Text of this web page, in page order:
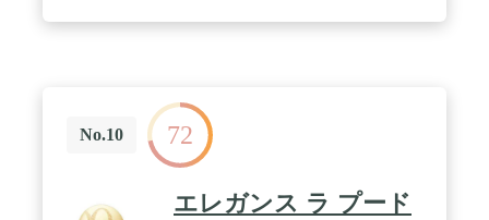
No.10 72
エレガンス ラ プード